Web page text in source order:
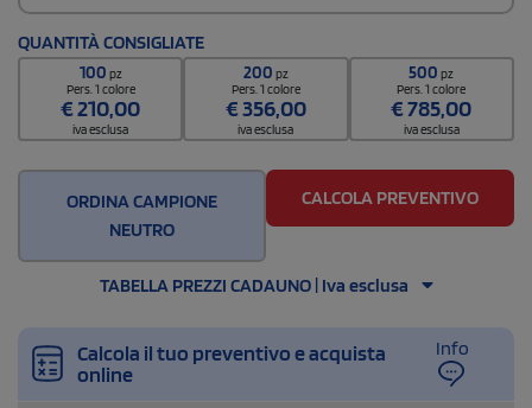
QUANTITÀ CONSIGLIATE
100 pz
Pers. 1 colore
€210,00
iva esclusa
200 pz
Pers. 1 colore
€356,00
iva esclusa
500pz
Pers. 1 colore
€785,00
iva esclusa
ORDINA CAMPIONE
NEUTRO
CALCOLA PREVENTIVO
TABELLA PREZZI CADAUNO | Iva esclusa
Calcola il tuo preventivo e acquista
online
Info